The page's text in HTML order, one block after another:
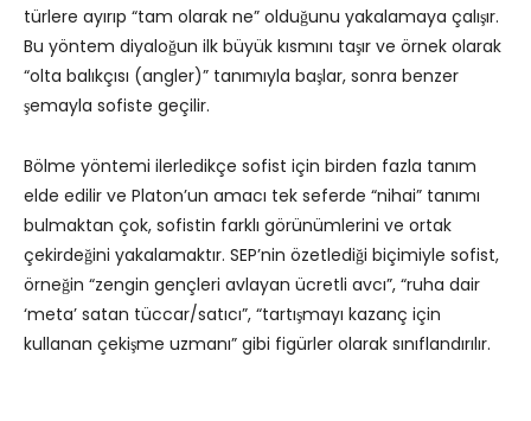
türlere ayırıp “tam olarak ne” olduğunu yakalamaya çalışır.
Bu yöntem diyaloğun ilk büyük kısmını taşır ve örnek olarak
“olta balıkçısı (angler)” tanımıyla başlar, sonra benzer
şemayla sofiste geçilir.
Bölme yöntemi ilerledikçe sofist için birden fazla tanım
elde edilir ve Platon’un amacı tek seferde “nihai” tanımı
bulmaktan çok, sofistin farklı görünümlerini ve ortak
çekirdeğini yakalamaktır. SEP’nin özetlediği biçimiyle sofist,
örneğin “zengin gençleri avlayan ücretli avcı”, “ruha dair
‘meta’ satan tüccar/satıcı”, “tartışmayı kazanç için
kullanan çekişme uzmanı” gibi figürler olarak sınıflandırılır.